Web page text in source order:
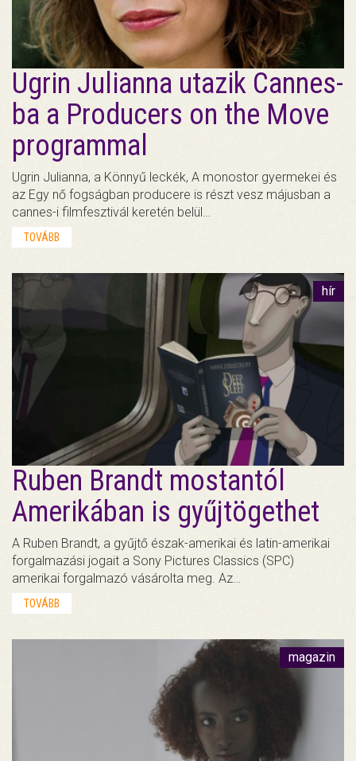
Ugrin Julianna utazik Cannes-
ba a Producers on the Move
programmal
Ugrin Julianna, a Könnyű leckék, A monostor gyermekei és
az Egy nő fogságban producere is részt vesz májusban a
cannes-i filmfesztivál keretén belül…
TOVÁBB
hír
Ruben Brandt mostantól
Amerikában is gyűjtögethet
A Ruben Brandt, a gyűjtő észak-amerikai és latin-amerikai
forgalmazási jogait a Sony Pictures Classics (SPC)
amerikai forgalmazó vásárolta meg. Az…
TOVÁBB
magazin